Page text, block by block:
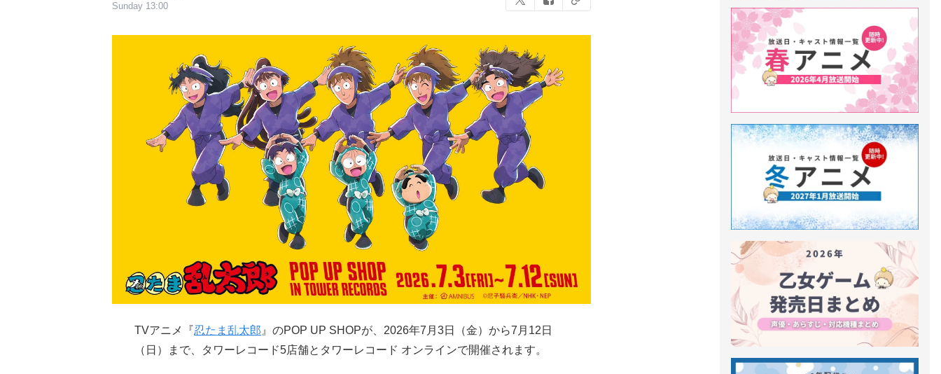
Sunday 13:00
TVアニメ『忍たま乱太郎 』のPOP UP SHOPが、2026年7月3日（金）から7月12日
（日）まで、タワーレコード5店舗とタワーレコード オンラインで開催されます。